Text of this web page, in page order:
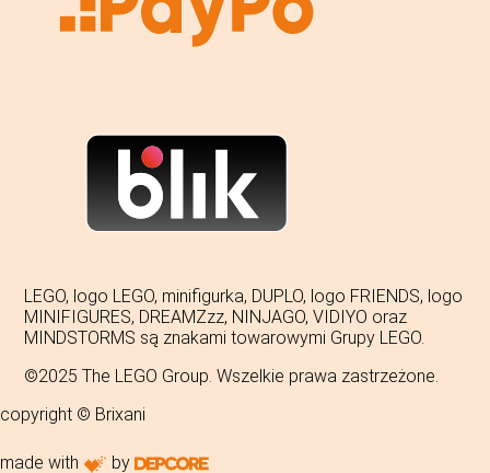
LEGO, logo LEGO, minifigurka, DUPLO, logo FRIENDS, logo
MINIFIGURES, DREAMZzz, NINJAGO, VIDIYO oraz
MINDSTORMS są znakami towarowymi Grupy LEGO.
©2025 The LEGO Group. Wszelkie prawa zastrzeżone.
copyright © Brixani
made with by